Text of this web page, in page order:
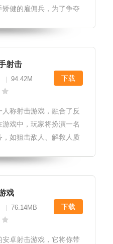
健的雇佣兵，为了争夺
提升自己的技能和装
戏
射击
94.42M 下载
称射击游戏，融合了反
戏中，玩家将扮演一名
如狙击敌人、解救人质
。同时，玩家还可以与
的策
戏
76.14MB 下载
卓射击游戏，它将你带